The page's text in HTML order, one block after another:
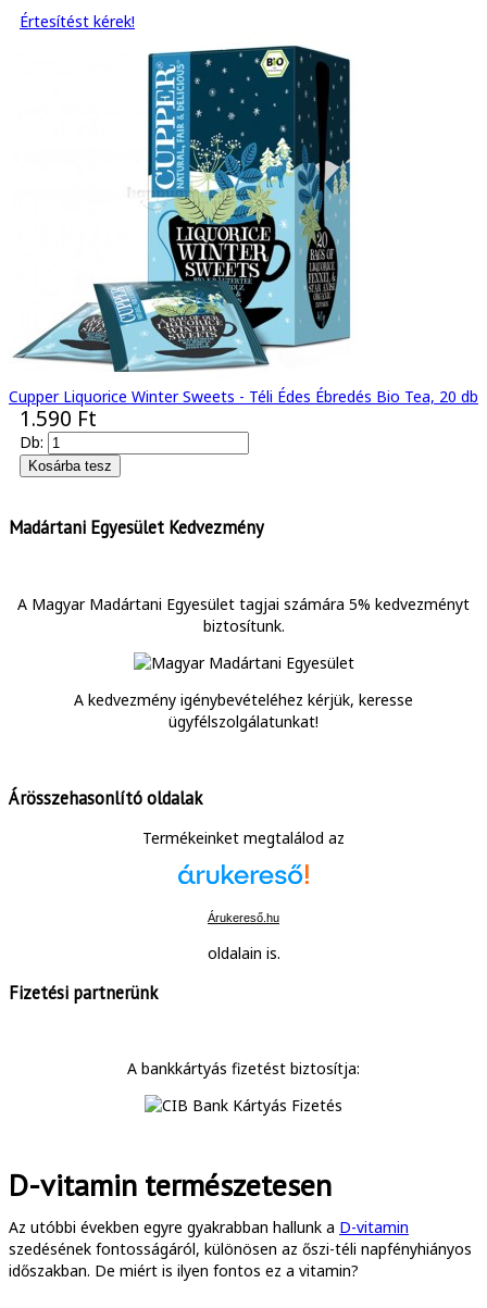
Értesítést kérek!
Cupper Liquorice Winter Sweets - Téli Édes Ébredés Bio Tea, 20 db
1.590 Ft
Db:
Madártani Egyesület Kedvezmény
A Magyar Madártani Egyesület tagjai számára 5% kedvezményt
biztosítunk.
A kedvezmény igénybevételéhez kérjük, keresse
ügyfélszolgálatunkat!
Árösszehasonlító oldalak
Termékeinket megtalálod az
Árukereső.hu
oldalain is.
Fizetési partnerünk
A bankkártyás fizetést biztosítja:
D-vitamin természetesen
Az utóbbi években egyre gyakrabban hallunk a D-vitamin
szedésének fontosságáról, különösen az őszi-téli napfényhiányos
időszakban. De miért is ilyen fontos ez a vitamin?